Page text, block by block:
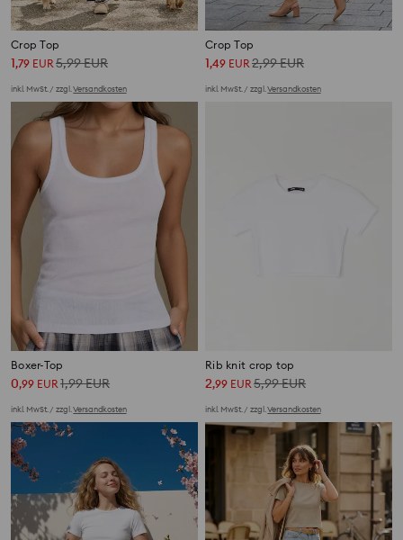
Crop Top
1,79 EUR 5,99EUR
inkl. MwSt. / zzgl.Versandkosten
Crop Top
1,49 EUR 2,99EUR
inkl. MwSt. / zzgl.Versandkosten
Boxer-Top
0,99 EUR1,99EUR
inkl. MwSt. / zzgl.Versandkosten
Rib knit crop top
2,99 EUR5,99EUR
inkl. MwSt. / zzgl.Versandkosten